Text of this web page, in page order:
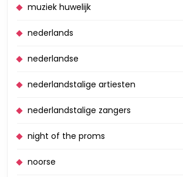
muziek huwelijk
nederlands
nederlandse
nederlandstalige artiesten
nederlandstalige zangers
night of the proms
noorse